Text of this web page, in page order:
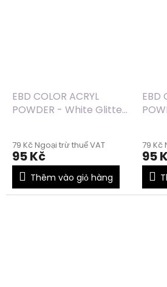
EBD COLOR ACRYL
POWDER - White Glitter
79 Kč Ngoại trừ thuế VAT
95 Kč
Thêm vào giỏ hàng
EBD
79 Kč
95